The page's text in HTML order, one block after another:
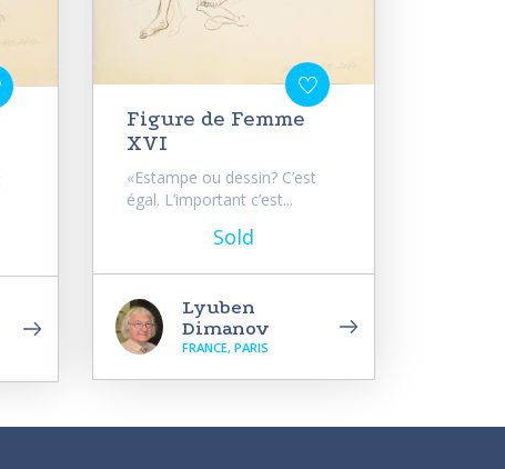
Figure de Femme
XVI
«Estampe ou dessin? C’est
égal. L’important c’est...
Sold
Lyuben
Dimanov
FRANCE, PARIS